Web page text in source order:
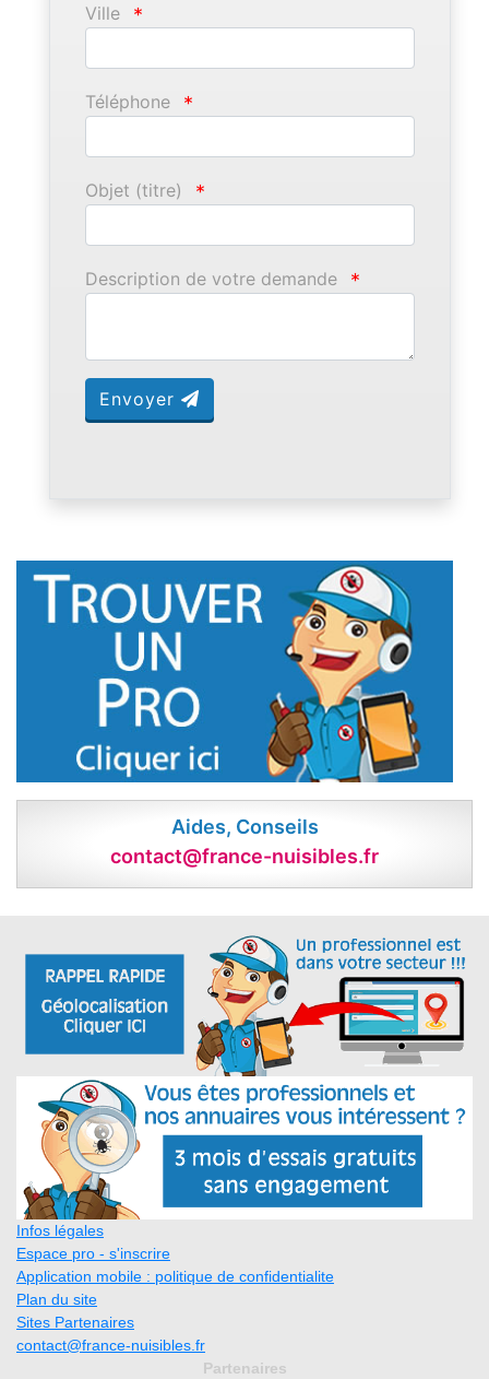
Ville *
Téléphone *
Objet (titre) *
Description de votre demande *
Envoyer
Aides, Conseils
contact@france-nuisibles.fr
Infos légales
Espace pro - s'inscrire
Application mobile : politique de confidentialite
Plan du site
Sites Partenaires
contact@france-nuisibles.fr
Partenaires